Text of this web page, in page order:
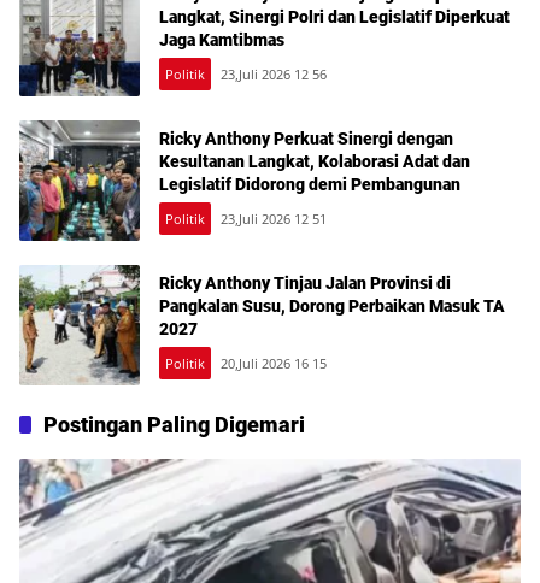
Langkat, Sinergi Polri dan Legislatif Diperkuat
Jaga Kamtibmas
Politik 23,Juli 2026 12 56
Ricky Anthony Perkuat Sinergi dengan
Kesultanan Langkat, Kolaborasi Adat dan
Legislatif Didorong demi Pembangunan
Politik 23,Juli 2026 12 51
Ricky Anthony Tinjau Jalan Provinsi di
Pangkalan Susu, Dorong Perbaikan Masuk TA
2027
Politik 20,Juli 2026 16 15
Postingan Paling Digemari